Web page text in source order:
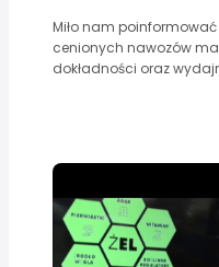
Miło nam
cenionych nawozów
dokładności oraz